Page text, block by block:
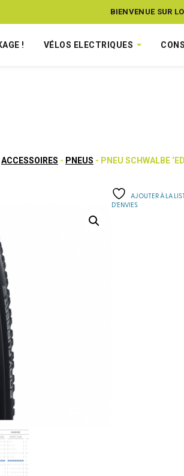
BIENVENUE SUR
! VÉLOS ELECTRIQUES
ACCESSOIRES - PNEUS - PNEU SCHWALBE
AJOUTER À LA
D’ENVIES